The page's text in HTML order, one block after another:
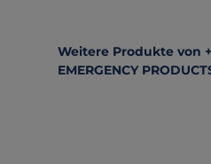
Produktgalerie überspringen
Weitere Produkte von
EMERGENCY